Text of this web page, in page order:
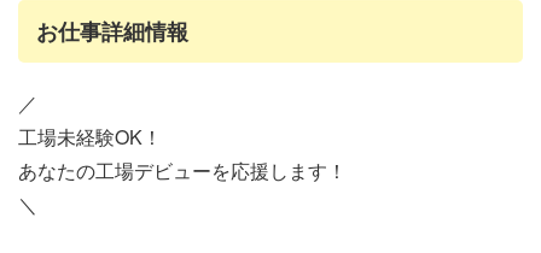
お仕事詳細情報
／
工場未経験OK！
あなたの工場デビューを応援します！
＼